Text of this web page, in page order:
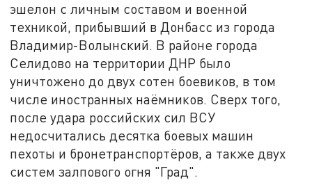
эшелон с личным составом и военной
техникой, прибывший в Донбасс из города
Владимир-Волынский. В районе города
Селидово на территории ДНР было
уничтожено до двух сотен боевиков, в том
числе иностранных наёмников. Сверх того,
после удара российских сил ВСУ
недосчитались десятка боевых машин
пехоты и бронетранспортёров, а также двух
систем залпового огня "Град".